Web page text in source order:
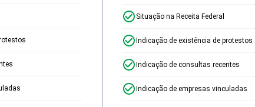
Situação na Receita Federal
Indicação de existência de protestos
Indicação de consultas recentes
Indicação de empresas vinculadas